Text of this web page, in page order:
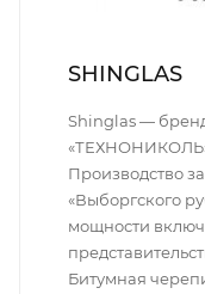
SHINGLAS
Shinglas —
«ТЕХНОНИКОЛЬ»,
Производство
«Выборгского
мощности
Битумная